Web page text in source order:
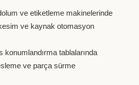
ve etiketleme makinelerinde
ve kaynak otomasyon
konumlandırma tablalarında
ve parça sürme